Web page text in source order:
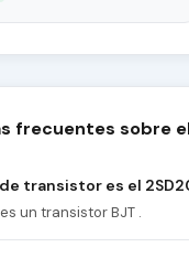
frecuentes sobre
transistor es el
un transistor BJT .